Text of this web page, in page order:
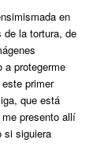
en
de la tortura, de
a protegerme
primer
que está
presento allí
si siguiera